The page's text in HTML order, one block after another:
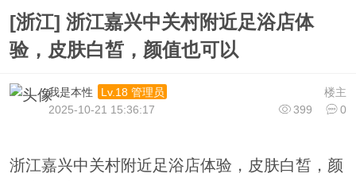
[浙江] 浙江嘉兴中关村附近足浴店体
验，皮肤白皙，颜值也可以
楼主
我是本性
Lv.18 管理员
399
0
2025-10-21 15:36:17
浙江嘉兴中关村附近足浴店体验，皮肤白皙，颜